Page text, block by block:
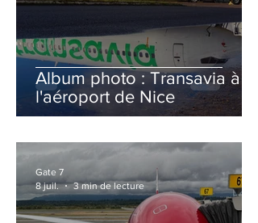
Album photo : Transavia à
l'aéroport de Nice
Gate 7
8 juil.
3 min de lecture